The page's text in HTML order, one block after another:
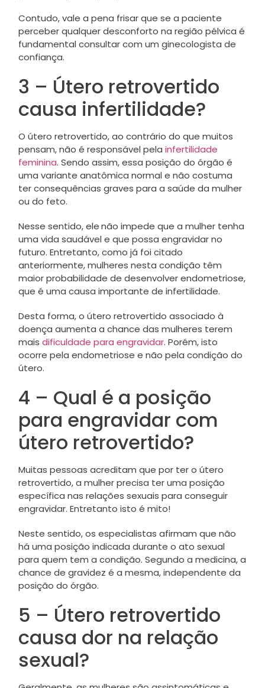
Contudo, vale a pena frisar que se a paciente
perceber qualquer desconforto na região pélvica é
fundamental consultar com um ginecologista de
confiança.
3 – Útero retrovertido
causa infertilidade?
O útero retrovertido, ao contrário do que muitos
pensam, não é responsável pela infertilidade
feminina. Sendo assim, essa posição do órgão é
uma variante anatômica normal e não costuma
ter consequências graves para a saúde da mulher
ou do feto.
Nesse sentido, elenão impede que a mulher tenha
uma vida saudável e que possa engravidar no
futuro. Entretanto, como já foi citado
anteriormente, mulheres nesta condição têm
maior probabilidade de desenvolver endometriose,
que é uma causa importante de infertilidade.
Desta forma, o útero retrovertido associado à
doença aumenta a chance das mulheres terem
mais dificuldade para engravidar. Porém, isto
ocorre pela endometriose e não pela condição do
útero.
4 – Qual é a posição
para engravidar com
útero retrovertido?
Muitas pessoas acreditam que por ter o útero
retrovertido, a mulher precisa ter uma posição
específica nas relações sexuais para conseguir
engravidar. Entretanto isto é mito!
Neste sentido, os especialistas afirmam que não
há uma posição indicada durante o ato sexual
para quem tem a condição. Segundo a medicina, a
chance de gravidez é a mesma, independente da
posição do órgão.
5 – Útero retrovertido
causa dor na relação
sexual?